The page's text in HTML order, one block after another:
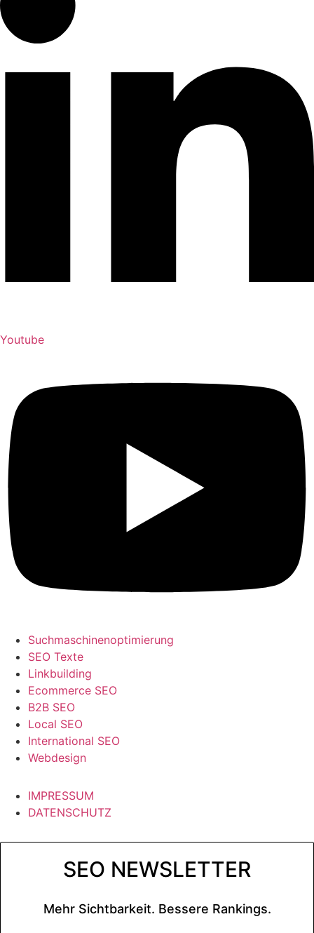
Youtube
Suchmaschinenoptimierung
SEO Texte
Linkbuilding
Ecommerce SEO
B2B SEO
Local SEO
International SEO
Webdesign
IMPRESSUM
DATENSCHUTZ
SEO NEWSLETTER
Mehr Sichtbarkeit. Bessere Rankings.